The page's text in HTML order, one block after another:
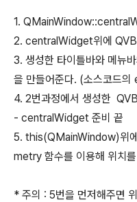
1.
2. centralWidget위에
3. 생성한 타이틀바와 메뉴
을 만들어준다. (소스코드
4. 2번과정에서 생성한
- centralWidget 준비 끝
5. this(QMainWindow)위
metry 함수를 이용해 위치
* 주의 : 5번을 먼저해주면